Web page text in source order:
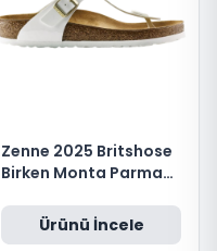
Zenne 2025 Britshose
Birken Monta Parmak
NumaraÜrünü İncele